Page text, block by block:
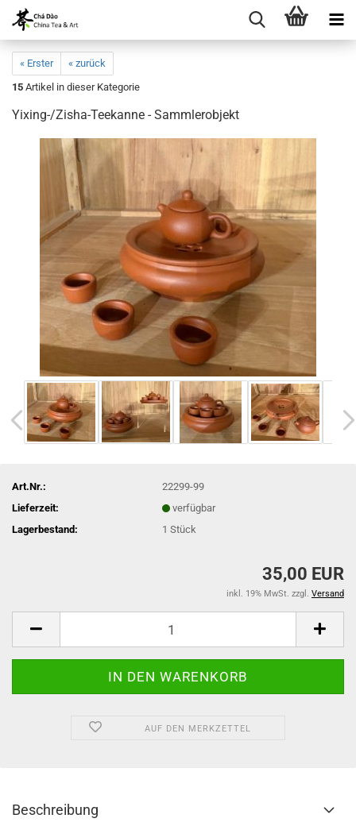
« Erster
« zurück
15 Artikel in dieser Kategorie
Yixing-/Zisha-Teekanne - Sammlerobjekt
Art.Nr.:
22299-99
Lieferzeit:
verfügbar
Lagerbestand:
1Stück
35,00 EUR
inkl. 19% MwSt. zzgl. Versand
AUF DEN MERKZETTEL
Beschreibung